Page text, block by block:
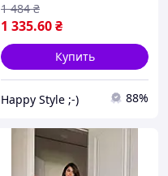
1 335.60₴
1 484 ₴
Купить
Happy Style ;-) 88%